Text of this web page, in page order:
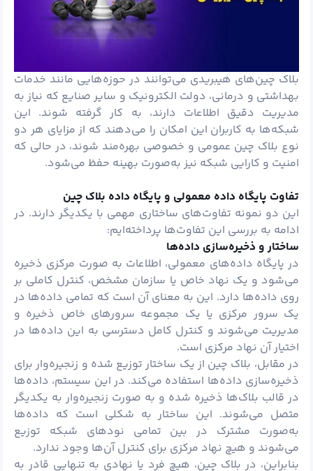
بلاک چین‌های هیبریدی می‌توانند در حوزه‌هایی مانند خدمات
بهداشتی و درمانی، دولت الکترونیک و سایر صنایع که نیاز به
مدیریت دقیق اطلاعات دارند، به کار گرفته شوند. این
شبکه‌ها به کاربران این امکان را می‌دهند که از مزایای هر دو
نوع بلاک چین عمومی و خصوصی بهره‌مند شوند، در حالی که
امنیت و کارایی شبکه نیز به‌صورت بهینه حفظ می‌شود.
تفاوت پایگاه داده معمولی و پایگاه داده بلاک چین
این دو نمونه تفاوت‌های ساختاری مهمی با یکدیگر دارند. در
ادامه به بررسی این تفاوت‌ها پرداخته‌ایم:
ساختار و ذخیره‌سازی داده‌ها
در پایگاه داده‌های معمولی، اطلاعات به صورت مرکزی ذخیره
می‌شود و یک نهاد خاص یا سازمان مشخص، کنترل کاملی بر
روی داده‌ها دارد. این به معنای آن است که تمامی داده‌ها در
یک سرور مرکزی یا یک مجموعه سرورهای خاص ذخیره و
مدیریت می‌شوند و کنترل کامل دسترسی به این داده‌ها در
اختیار آن نهاد مرکزی است.
در مقابل، بلاک چین از یک ساختار توزیع شده و زنجیره‌وار برای
ذخیره‌سازی داده‌ها استفاده می‌کند. در این سیستم، داده‌ها
در قالب بلاک‌ها ذخیره شده و به صورت زنجیره‌وار به یکدیگر
متصل می‌شوند. این ساختار به شکلی است که داده‌ها
به‌صورت مشترک در بین تمامی نودهای شبکه توزیع
می‌شوند و هیچ نهاد مرکزی برای کنترل آن‌ها وجود ندارد.
بنابراین، در بلاک چین، هیچ فرد یا نهادی به تنهایی قادر به